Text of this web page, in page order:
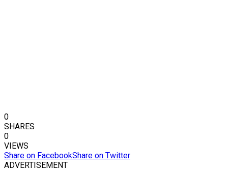
0
SHARES
0
VIEWS
Share on FacebookShare on Twitter
ADVERTISEMENT